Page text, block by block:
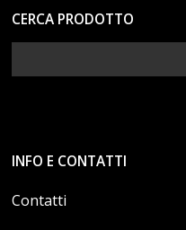
CERCA PRODOTTO
INFO E CONTATTI
Contatti